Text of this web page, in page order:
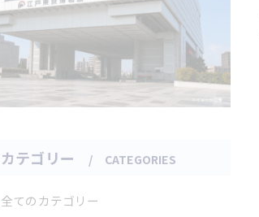
カテゴリー CATEGORIES
全てのカテゴリー